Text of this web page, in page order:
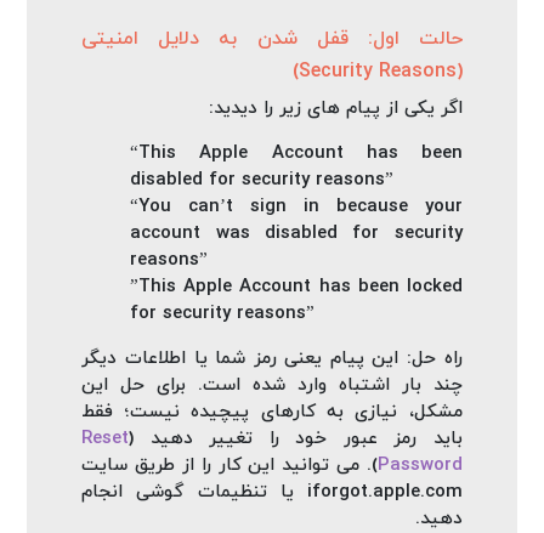
حالت اول: قفل شدن به دلایل امنیتی
(Security Reasons)
اگر یکی از پیام‌ های زیر را دیدید:
“This Apple Account has been
disabled for security reasons”
“You can’t sign in because your
account was disabled for security
reasons”
”This Apple Account has been locked
for security reasons”
راه‌ حل: این پیام یعنی رمز شما یا اطلاعات دیگر
چند بار اشتباه وارد شده است. برای حل این
مشکل، نیازی به کارهای پیچیده نیست؛ فقط
باید رمز عبور خود را تغییر دهید (Reset
Password). می‌ توانید این کار را از طریق سایت
iforgot.apple.com یا تنظیمات گوشی انجام
دهید.